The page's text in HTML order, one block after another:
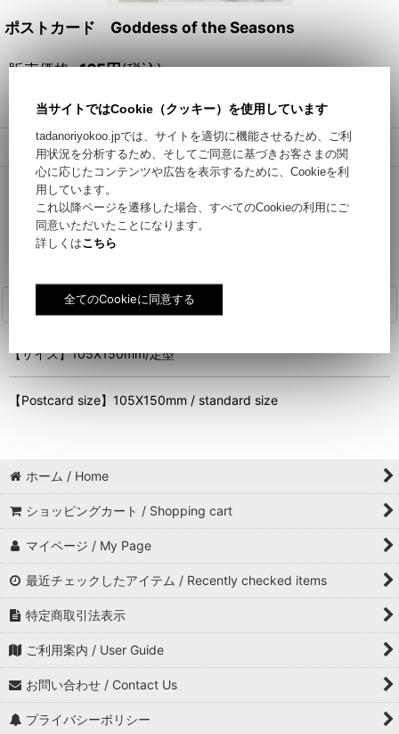
ポストカード Goddess of the Seasons
販売価格: 165円(税込)
5g
返品特約に関する重要事項
商品詳細
【サイズ】105X150mm/定型
【Postcard size】105X150mm / standard size
ホーム / Home
ショッピングカート / Shopping cart
マイページ / My Page
最近チェックしたアイテム / Recently checked items
特定商取引法表示
ご利用案内 / User Guide
お問い合わせ / Contact Us
プライバシーポリシー
当サイトではCookie（クッキー）を使用しています
tadanoriyokoo.jpでは、サイトを適切に機能させるため、ご利
用状況を分析するため、そしてご同意に基づきお客さまの関
心に応じたコンテンツや広告を表示するために、Cookieを利
用しています。
これ以降ページを遷移した場合、すべてのCookieの利用にご
同意いただいたことになります。
詳しくはこちら